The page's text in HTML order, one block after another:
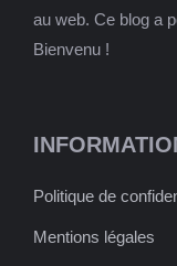
au web. Ce blog a
Bienvenu !
Politique de
Mentions légales